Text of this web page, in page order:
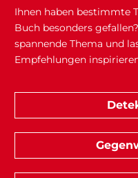
Ihnen haben bestimmte
Buch besonders
spannende Thema und
Empfehlungen